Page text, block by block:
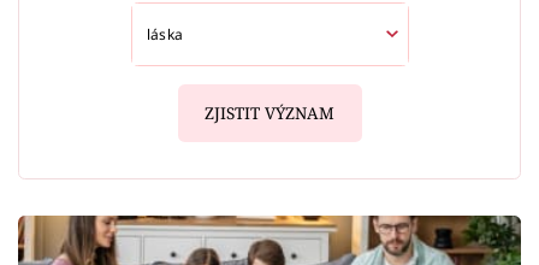
ZJISTIT VÝZNAM